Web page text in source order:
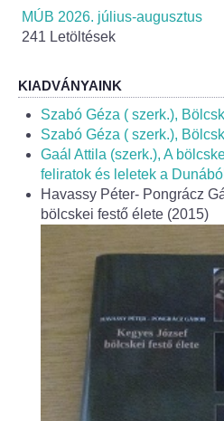
Bölcskei Mesevár
Óvodakert
Egészségügy
Háziorvos
Gyermekorvos
Fogorvos
Védőnői szolgálat
Központi orvosi ügyelet
Alapszolgáltatási
MÚB 2026. július-augusztus
241 Letöltések
KIADVÁNYAINK
Szabó Géza ( szerk.),
Szabó Géza ( szerk.),
Gaál Attila (szerk.), A
feliratok és leletek a
Havassy Péter- Pongrácz
bölcskei festő élete (2015)